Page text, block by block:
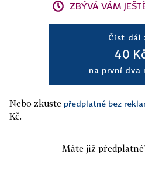
ZBÝVÁ VÁM
Číst dál
40
na první dva
Nebo zkuste předplatné bez
Kč.
Máte již